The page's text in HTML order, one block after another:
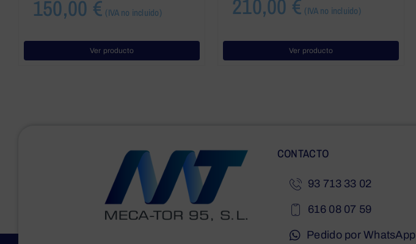
150,00 € (IVA no incluido)
Ver producto
210,00 € (IVA no incluido)
Ver producto
CONTACTO
93 713 33 02
616 08 07 59
Pedido por WhatsApp